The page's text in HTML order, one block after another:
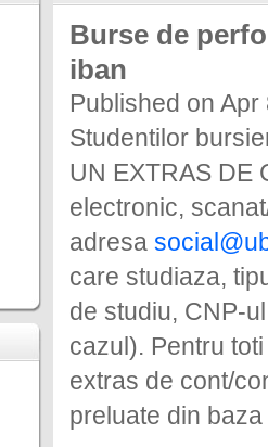
Burse de
iban
Published on Apr
Studentilor
UN EXTRAS DE
electronic,
adresa
care studiaza,
de studiu, CNP-
cazul). Pentru
extras de cont/
preluate din